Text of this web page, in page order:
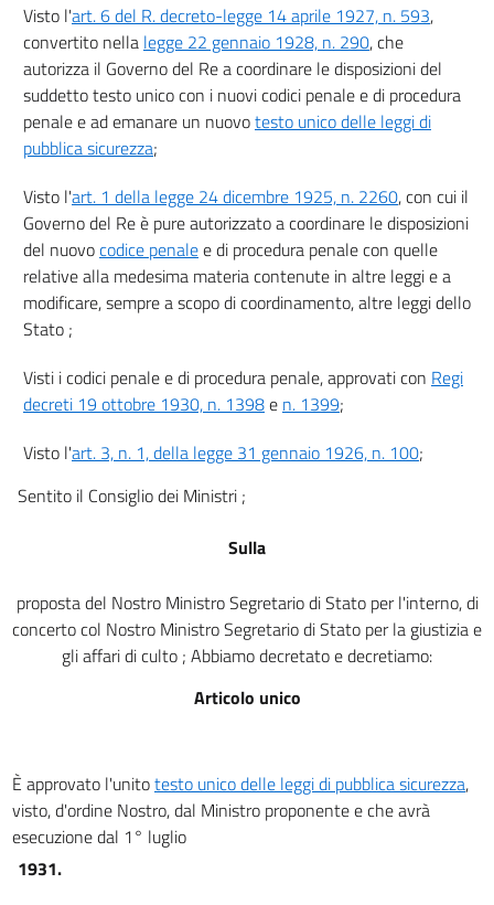
art. 12
art. 13
art. 14
CAPO IV.
Dell'inosservanza degli ordini dell'autorità di pubblica sicurezza e delle
art. 15
art. 16
art. 17
art. 17 bis
art. 17 quater
art. 17 quinquies
TITOLO II.
Disposizioni relative all'ordine pubblico e alla incolumità pubblica.
art. 19
art. 20
art. 21
Capo II.
Delle cerimonie religiose fuori dei templi e delle processioni ecclesiastiche o
Visto l'art. 6 del R. decreto-legge 14 aprile 1927, n. 593,
convertito nella legge 22 gennaio 1928, n. 290, che
autorizza il Governo del Re a coordinare le disposizioni del
suddetto testo unico con i nuovi codici penale e di procedura
penale e ad emanare un nuovotesto unico delle leggi di
pubblica sicurezza;
Visto l'art. 1 della legge 24 dicembre 1925, n. 2260, con cui il
Governo del Re è pure autorizzato a coordinare le disposizioni
del nuovocodice penalee di procedura penale con quelle
relative alla medesima materia contenute in altre leggi e a
modificare, sempre a scopo di coordinamento, altre leggi dello
Stato ;
Visti i codici penale e di procedura penale, approvati con Regi
decreti 19 ottobre 1930, n. 1398e n. 1399;
Visto l'art. 3, n. 1, della legge 31 gennaio 1926, n. 100;
Sentito il Consiglio dei Ministri ;
Sulla
proposta del Nostro Ministro Segretario di Stato per l'interno, di
concerto col Nostro Ministro Segretario di Stato per la giustizia e
gli affari di culto ; Abbiamo decretato e decretiamo:
Articolo unico
È approvato l'unitotesto unico delle leggi di pubblica sicurezza,
visto, d'ordine Nostro, dal Ministro proponente e che avrà
esecuzione dal 1° luglio
1931.